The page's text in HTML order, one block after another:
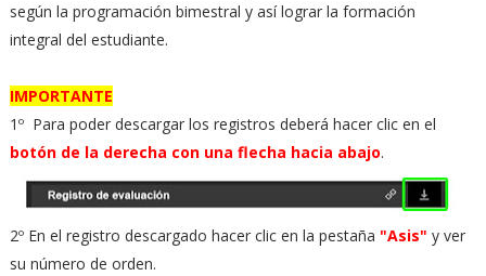
según la programación bimestral y así lograr la formación
integral del estudiante.
IMPORTANTE
1º Para poder descargar los registros deberá hacer clic en el
botón de la derecha con una flecha hacia abajo.
2º En el registro descargado hacer clic en la pestaña "Asis" y ver
su número de orden.